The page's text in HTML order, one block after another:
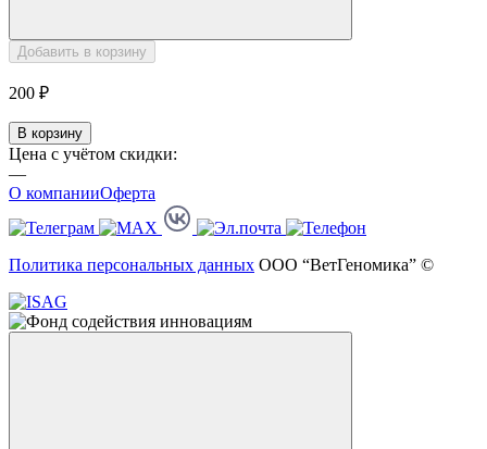
Добавить в корзину
200 ₽
В корзину
Цена с учётом скидки:
—
О компанииОферта
Политика персональных данных ООО “ВетГеномика” ©